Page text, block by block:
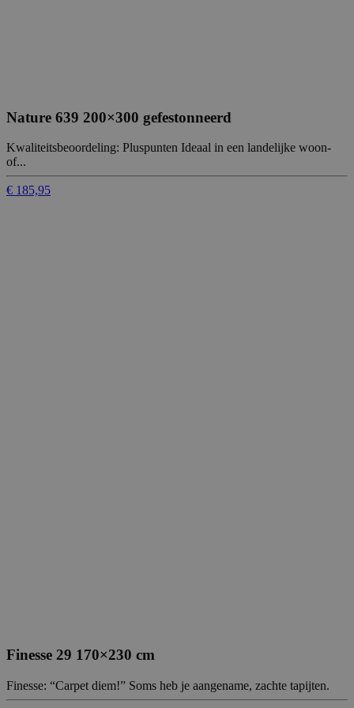
Nature 639 200×300 gefestonneerd
Kwaliteitsbeoordeling: Pluspunten Ideaal in een landelijke woon-
of...
€ 185,95
Finesse 29 170×230 cm
Finesse: “Carpet diem!” Soms heb je aangename, zachte tapijten.